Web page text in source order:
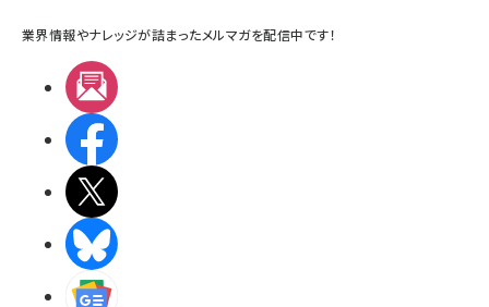
業界情報やナレッジが詰まったメルマガを配信中です！